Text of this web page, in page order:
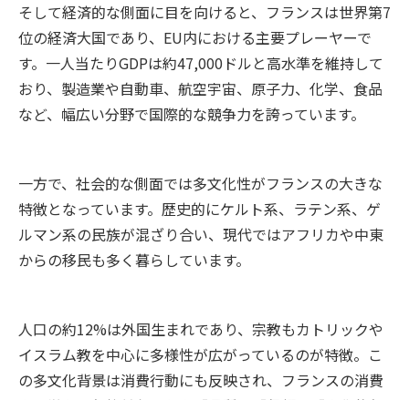
そして経済的な側面に目を向けると、フランスは世界第7
位の経済大国であり、EU内における主要プレーヤーで
す。一人当たりGDPは約47,000ドルと高水準を維持して
おり、製造業や自動車、航空宇宙、原子力、化学、食品
など、幅広い分野で国際的な競争力を誇っています。
一方で、社会的な側面では多文化性がフランスの大きな
特徴となっています。歴史的にケルト系、ラテン系、ゲ
ルマン系の民族が混ざり合い、現代ではアフリカや中東
からの移民も多く暮らしています。
人口の約12%は外国生まれであり、宗教もカトリックや
イスラム教を中心に多様性が広がっているのが特徴。こ
の多文化背景は消費行動にも反映され、フランスの消費